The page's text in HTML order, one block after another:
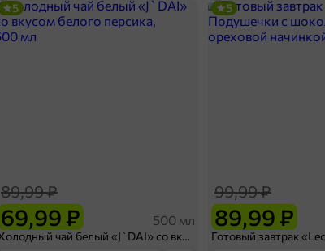
69,99 ₽
89,99 ₽
500 мл
Холодный чай белый «J`DAI» со вкусом белого персика, 500 мл
5
89,99 ₽
99,99 ₽
5